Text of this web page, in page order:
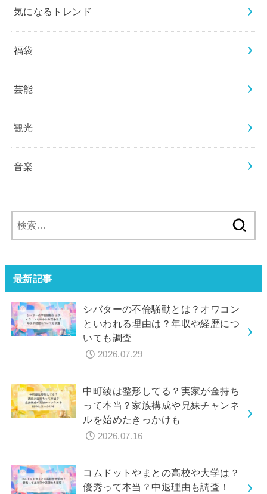
気になるトレンド
福袋
芸能
観光
音楽
索:
最新記事
シバターの不倫騒動とは？オワコン
といわれる理由は？年収や経歴につ
いても調査
2026.07.29
中町綾は整形してる？実家が金持ち
って本当？家族構成や兄妹チャンネ
ルを始めたきっかけも
2026.07.16
コムドットやまとの高校や大学は？
優秀って本当？中退理由も調査！